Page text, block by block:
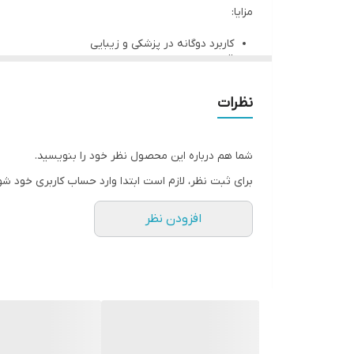
دوام بالا و قابل شستشو
سبک، کم‌جا و کاربردی
مزایا:
کاربرد دوگانه در پزشکی و زیبایی
قابل شستشو و مقاوم در برابر مواد شیمیایی
معایب:
ممکن است در برابر حرارت بالا تغییر شکل دهد
نظرات
شما هم درباره این محصول نظر خود را بنویسید.
برای ثبت نظر، لازم است ابتدا وارد حساب کاربری خود
افزودن نظر